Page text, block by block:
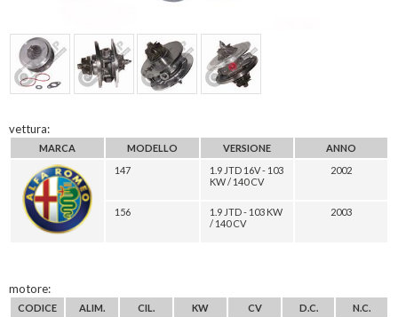
vettura:
MARCA MODELLO VERSIONE
ANNO
147
1.9 JTD 16V - 103
KW / 140 CV
2002
156
1.9 JTD - 103 KW
/ 140 CV
2003
motore:
CODICE ALIM. CIL. KW CV D.C.
N.C.